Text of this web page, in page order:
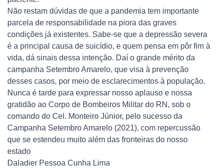
Não restam dúvidas de que a pandemia tem importante
parcela de responsabilidade na piora das graves
condições já existentes. Sabe-se que a depressão severa
é a principal causa de suicídio, e quem pensa em pôr fim à
vida, dá sinais dessa intenção. Daí o grande mérito da
campanha Setembro Amarelo, que visa à prevenção
desses casos, por meio de esclarecimentos à população.
Nunca é tarde para expressar nosso aplauso e nossa
gratidão ao Corpo de Bombeiros Militar do RN, sob o
comando do Cel. Monteiro Júnior, pelo sucesso da
Campanha Setembro Amarelo (2021), com repercussão
que se estendeu muito além das fronteiras do nosso
estado
Daladier Pessoa Cunha Lima